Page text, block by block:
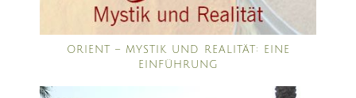
ORIENT – MYSTIK UND REALITÄT: EINE
EINFÜHRUNG